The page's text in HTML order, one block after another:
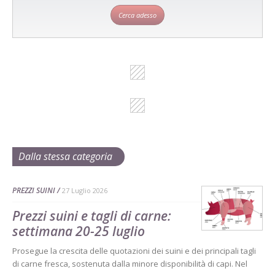
Cerca adesso
Dalla stessa categoria
PREZZI SUINI 27 Luglio 2026
Prezzi suini e tagli di carne:
settimana 20-25 luglio
Prosegue la crescita delle quotazioni dei suini e dei principali tagli
di carne fresca, sostenuta dalla minore disponibilità di capi. Nel